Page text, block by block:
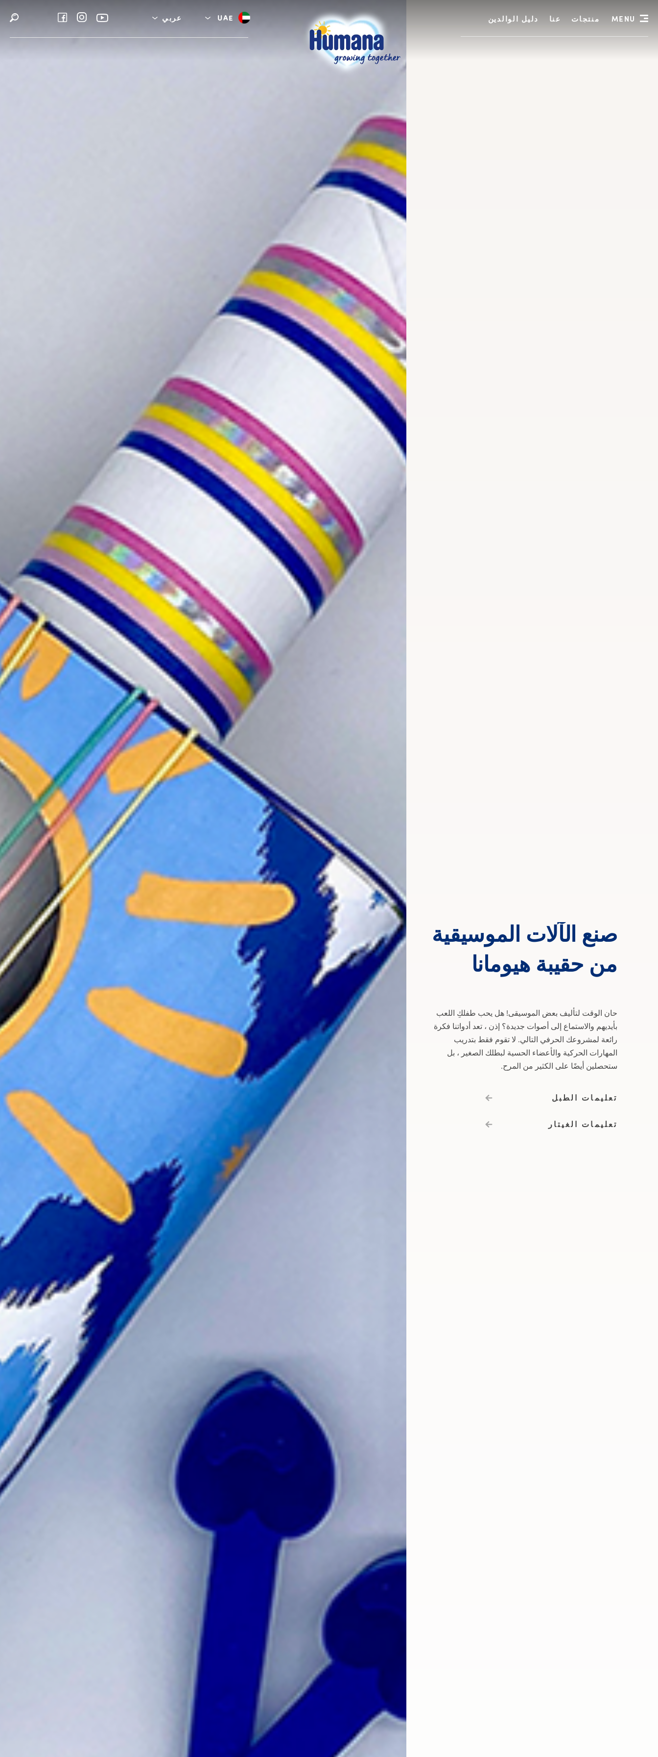
MENU منتجات عنا دليل الوالدين UAE عربي
صنع الآلات الموسيقية
من حقيبة هيومانا صنع الآلات الموسيقية من حقيبة هيومانا
حان الوقت لتأليف بعض الموسيقى! هل يحب طفلكِ اللعب
بأيديهم والاستماع إلى أصوات جديدة؟ إذن ، تعد أدواتنا فكرة
رائعة لمشروعك الحرفي التالي. لا تقوم فقط بتدريب
المهارات الحركية والأعضاء الحسية لبطلك الصغير ، بل
ستحصلين أيضًا على الكثير من المرح.
تعليمات الطبل
تعليمات الغيتار